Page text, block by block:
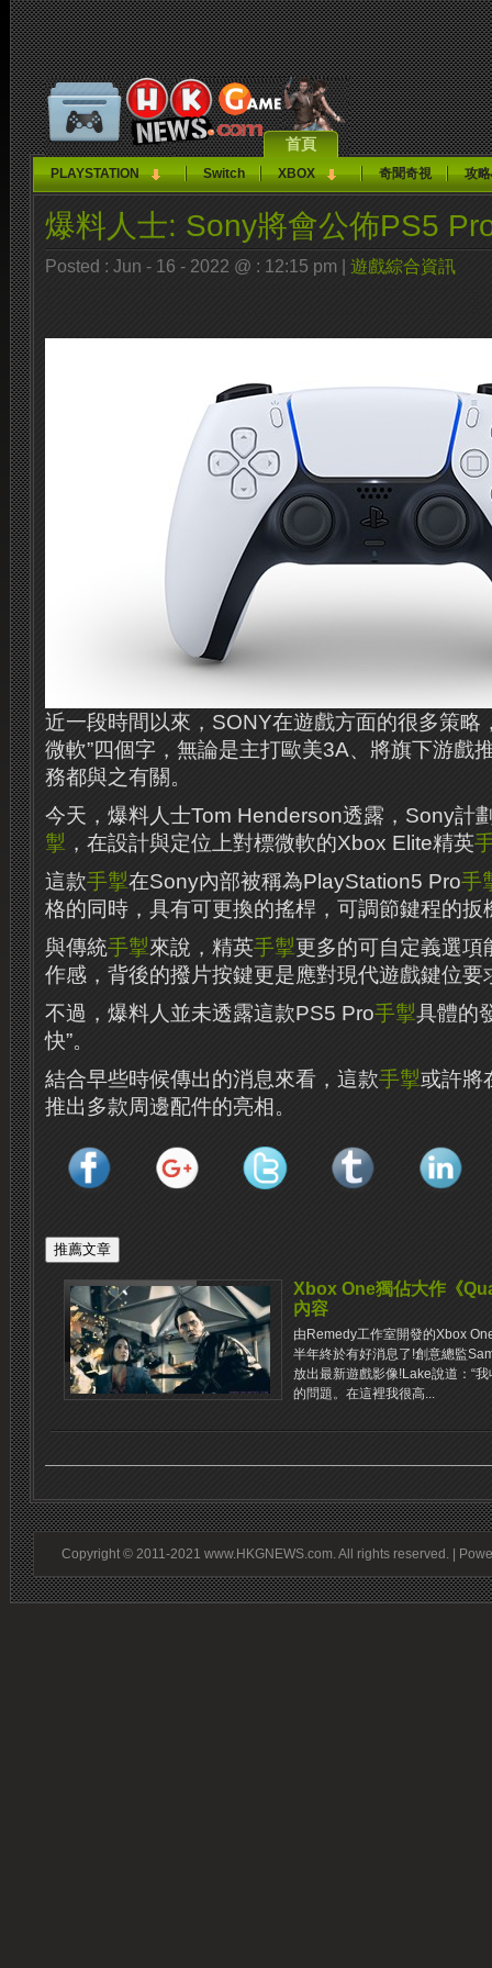
首頁
PLAYSTATION Switch XBOX 奇聞奇視 攻
爆料人士: Sony將會公佈PS5
Posted : Jun - 16 - 2022 @ : 12:15 pm | 遊戲綜合資訊
近一段時間以來，SONY在遊戲方面的很多策略
微軟”四個字，無論是主打歐美3A、將旗下游戲
務都與之有關。
今天，爆料人士Tom Henderson透露，Sony計
掣 ，在設計與定位上對標微軟的Xbox Elite精英
這款手掣在Sony內部被稱為PlayStation5 Pro手
格的同時，具有可更換的搖桿，可調節鍵程的扳
與傳統手掣來說，精英手掣更多的可自定義選項
作感，背後的撥片按鍵更是應對現代遊戲鍵位要
不過，爆料人並未透露這款PS5 Pro手掣具體的
快”。
結合早些時候傳出的消息來看，這款手掣或許將
推出多款周邊配件的亮相。
Xbox One獨佔大作《
內容
由Remedy工作室開發的Xbox
半年終於有​​好消息了!創意總監
放出最新遊戲影像!Lake說道：“
的問題。在這裡我很高...
Copyright © 2011-2021 www.HKGNEWS.com. All rights reserved. |